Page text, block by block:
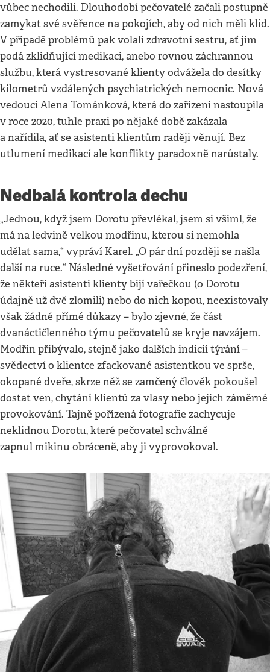
vůbec nechodili. Dlouhodobí pečovatelé začali postupně
zamykat své svěřence na pokojích, aby od nich měli klid.
V případě problémů pak volali zdravotní sestru, ať jim
podá zklidňující medikaci, anebo rovnou záchrannou
službu, která vystresované klienty odvážela do desítky
kilometrů vzdálených psychiatrických nemocnic. Nová
vedoucí Alena Tománková, která do zařízení nastoupila
v roce 2020, tuhle praxi po nějaké době zakázala
a nařídila, ať se asistenti klientům raději věnují. Bez
utlumení medikací ale konflikty paradoxně narůstaly.
Nedbalá kontrola dechu
„Jednou, když jsem Dorotu převlékal, jsem si všiml, že
má na ledvině velkou modřinu, kterou si nemohla
udělat sama,“ vypráví Karel. „O pár dní později se našla
další na ruce.“ Následné vyšetřování přineslo podezření,
že někteří asistenti klienty bijí vařečkou (o Dorotu
údajně už dvě zlomili) nebo do nich kopou, neexistovaly
však žádné přímé důkazy – bylo zjevné, že část
dvanáctičlenného týmu pečovatelů se kryje navzájem.
Modřin přibývalo, stejně jako dalších indicií týrání –
svědectví o klientce zfackované asistentkou ve sprše,
okopané dveře, skrze něž se zamčený člověk pokoušel
dostat ven, chytání klientů za vlasy nebo jejich záměrné
provokování. Tajně pořízená fotografie zachycuje
neklidnou Dorotu, které pečovatel schválně
zapnul mikinu obráceně, aby ji vyprovokoval.